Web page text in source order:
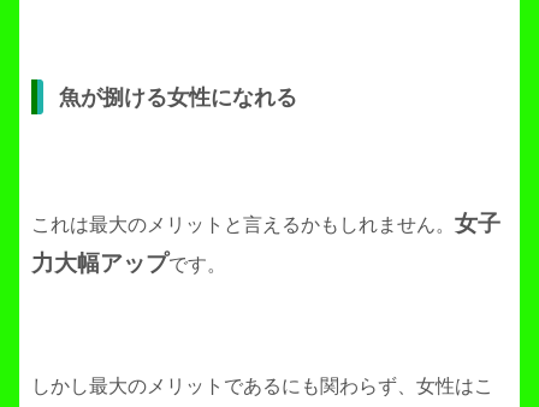
魚が捌ける女性になれる
これは最大のメリットと言えるかもしれません。 女子
力大幅アップです。
しかし最大のメリットであるにも関わらず、女性はこ